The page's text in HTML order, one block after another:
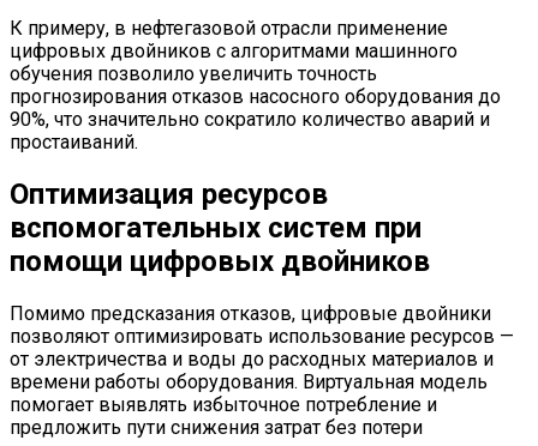
К примеру, в нефтегазовой отрасли применение
цифровых двойников с алгоритмами машинного
обучения позволило увеличить точность
прогнозирования отказов насосного оборудования до
90%, что значительно сократило количество аварий и
простаиваний.
Оптимизация ресурсов
вспомогательных систем при
помощи цифровых двойников
Помимо предсказания отказов, цифровые двойники
позволяют оптимизировать использование ресурсов —
от электричества и воды до расходных материалов и
времени работы оборудования. Виртуальная модель
помогает выявлять избыточное потребление и
предложить пути снижения затрат без потери